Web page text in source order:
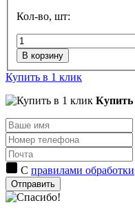
Кол-во, шт:
В корзину
Купить в 1 клик
Купить
С правилами обработки
Отправить